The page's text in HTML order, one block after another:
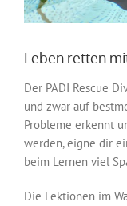
Leben retten
Der PADI Rescue
und zwar auf
Probleme erkennt
werden, eigne dir
beim Lernen viel
Die Lektionen im